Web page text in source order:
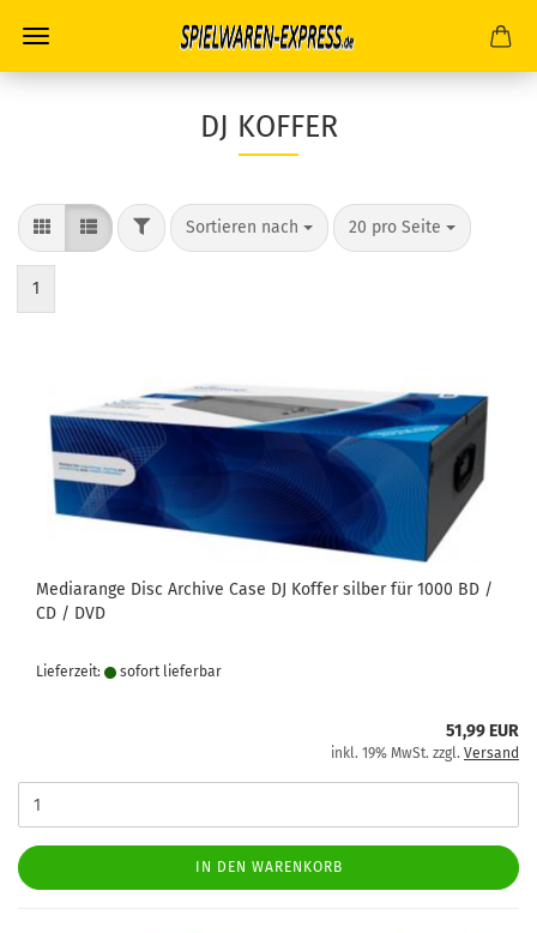
DJ KOFFER
FILTERSortieren nach
Sortieren nach 20 pro Seite
pro Seite
1
Mediarange Disc Archive Case DJ Koffer silber für 1000 BD /
CD / DVD
Lieferzeit: sofort lie­fer­bar
51,99 EUR
inkl. 19% MwSt. zzgl. Versand
IN DEN WARENKORB